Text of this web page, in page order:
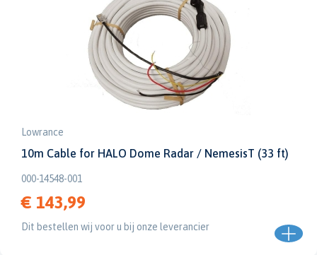
Lowrance
10m Cable for HALO Dome Radar / NemesisT (33 ft)
000-14548-001
€ 143,99
Dit bestellen wij voor u bij onze leverancier